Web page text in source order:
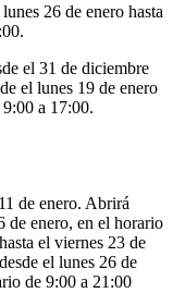
26 de enero hasta
el 31 de diciembre
el lunes 19 de enero
a 17:00.
de enero. Abrirá
de enero, en el horario
el viernes 23 de
el lunes 26 de
de 9:00 a 21:00